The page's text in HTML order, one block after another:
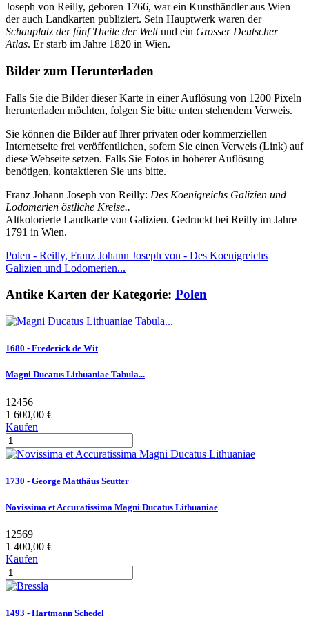
Joseph von Reilly, geboren 1766, war ein Kunsthändler aus Wien
der auch Landkarten publiziert. Sein Hauptwerk waren der
Schauplatz der fünf Theile der Weltund ein Grosser Deutscher
Atlas. Er starb im Jahre 1820 in Wien.
Bilder zum Herunterladen
Falls Sie die Bilder dieser Karte in einer Auflösung von 1200 Pixeln
herunterladen möchten, folgen Sie bitte unten stehendem Verweis.
Sie können die Bilder auf Ihrer privaten oder kommerziellen
Internetseite frei veröffentlichen, sofern Sie einen Verweis (Link) auf
diese Webseite setzen. Falls Sie Fotos in höherer Auflösung
benötigen, kontaktieren Sie uns bitte.
Franz Johann Joseph von Reilly: Des Koenigreichs Galizien und
Lodomerien östliche Kreise..
Altkolorierte Landkarte von Galizien. Gedruckt bei Reilly im Jahre
1791 in Wien.
Polen - Reilly, Franz Johann Joseph von - Des Koenigreichs
Galizien und Lodomerien...
Antike Karten der Kategorie: Polen
1680 - Frederick de Wit
Magni Ducatus Lithuaniae Tabula...
12456
1 600,00 €
Kaufen
1730 - George Matthäus Seutter
Novissima et Accuratissima Magni Ducatus Lithuaniae
12569
1 400,00 €
Kaufen
1493 - Hartmann Schedel